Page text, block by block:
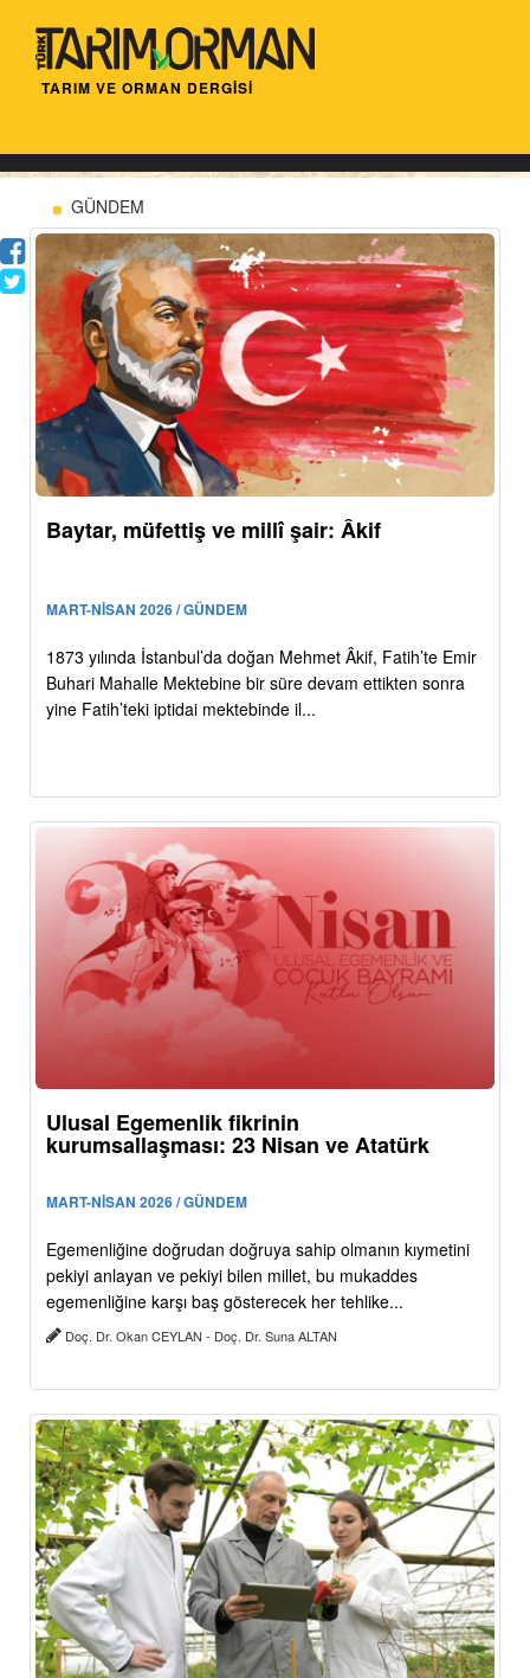
TARIM VE ORMAN DERGİSİ
GÜNDEM
Baytar, müfettiş ve millî şair: Âkif
MART-NİSAN 2026 / GÜNDEM
1873 yılında İstanbul’da doğan Mehmet Âkif, Fatih’te Emir
Buhari Mahalle Mektebine bir süre devam ettikten sonra
yine Fatih’teki iptidai mektebinde il...
Ulusal Egemenlik fikrinin
kurumsallaşması: 23 Nisan ve Atatürk
MART-NİSAN 2026 / GÜNDEM
Egemenliğine doğrudan doğruya sahip olmanın kıymetini
pekiyi anlayan ve pekiyi bilen millet, bu mukaddes
egemenliğine karşı baş gösterecek her tehlike...
Doç. Dr. Okan CEYLAN - Doç. Dr. Suna ALTAN